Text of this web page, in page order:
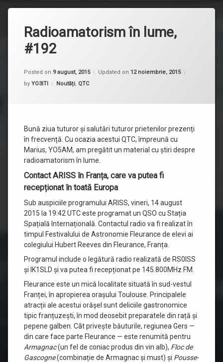
Radioamatorism în lume,
#192
Posted on 9 august, 2015 Updated on 12 noiembrie, 2015
by YO3ITI Categorii:
Noutăți, QTC
Bună ziua tuturor și salutări tuturor prietenilor prezenți
în frecvență. Cu ocazia acestui QTC, împreună cu
Marius, YO5AM, am pregătit un material cu știri despre
radioamatorism în lume.
Contact ARISS în Franța, care va putea fi
recepționat în toată Europa
Sub auspiciile programului ARISS, vineri, 14 august
2015 la 19:42 UTC este programat un QSO cu Stația
Spațială Internațională. Contactul radio va fi realizat în
timpul Festivalului de Astronomie Fleurance de elevi ai
colegiului Hubert Reeves din Fleurance, Franța.
Programul include o legătură radio realizată de RS0ISS
și IK1SLD și va putea fi recepționat pe 145.800MHz FM.
Fleurance este un mică localitate situată în sud-vestul
Franței, în apropierea orașului Toulouse. Principalele
atracții ale acestui orășel sunt deliciile gastronomice
tipic franțuzești, în mod deosebit preparatele din rață și
pepene galben. Cât privește băuturile, regiunea Gers —
din care face parte Fleurance — este renumită pentru
Armagnac(un fel de coniac produs din vin alb), Floc de
Gascogne(combinație de Armagnac și must) și Pousse-